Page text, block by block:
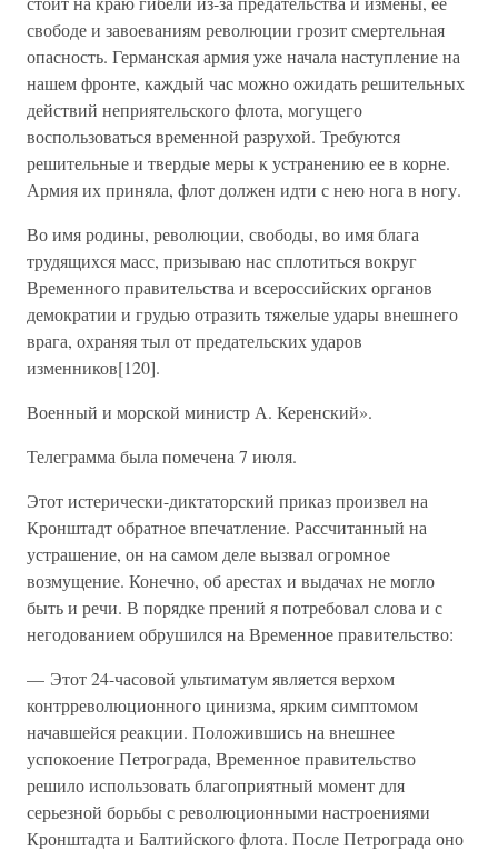
свободе и завоеваниям революции грозит смертельная
опасность. Германская армия уже начала наступление на
нашем фронте, каждый час можно ожидать решительных
действий неприятельского флота, могущего
воспользоваться временной разрухой. Требуются
решительные и твердые меры к устранению ее в корне.
Армия их приняла, флот должен идти с нею нога в ногу.
Во имя родины, революции, свободы, во имя блага
трудящихся масс, призываю нас сплотиться вокруг
Временного правительства и всероссийских органов
демократии и грудью отразить тяжелые удары внешнего
врага, охраняя тыл от предательских ударов
изменников[120].
Военный и морской министр А. Керенский».
Телеграмма была помечена 7 июля.
Этот истерически-диктаторский приказ произвел на
Кронштадт обратное впечатление. Рассчитанный на
устрашение, он на самом деле вызвал огромное
возмущение. Конечно, об арестах и выдачах не могло
быть и речи. В порядке прений я потребовал слова и с
негодованием обрушился на Временное правительство:
— Этот 24-часовой ультиматум является верхом
контрреволюционного цинизма, ярким симптомом
начавшейся реакции. Положившись на внешнее
успокоение Петрограда, Временное правительство
решило использовать благоприятный момент для
серьезной борьбы с революционными настроениями
Кронштадта и Балтийского флота. После Петрограда оно